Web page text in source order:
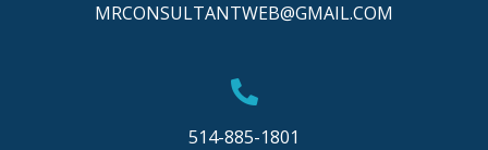
MRCONSULTANTWEB@GMAIL.COM
514-885-1801